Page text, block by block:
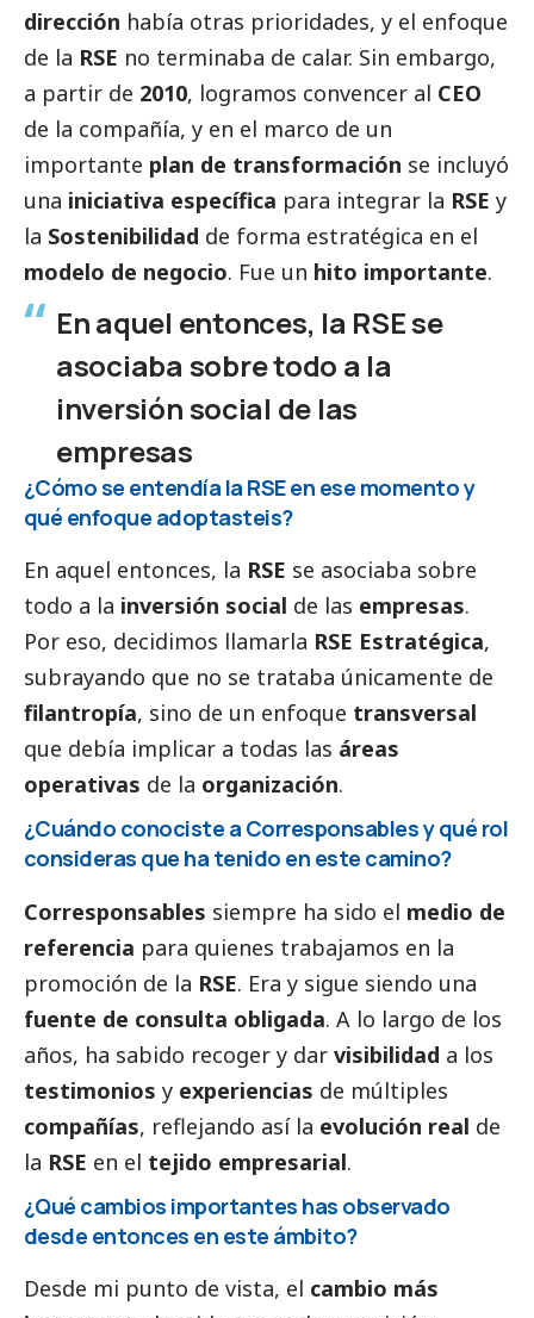
dirección había otras prioridades, y el enfoque
de la RSE no terminaba de calar. Sin embargo,
a partir de 2010, logramos convencer al CEO
de la compañía, y en el marco de un
importante plan de transformación se incluyó
una iniciativa específica para integrar la RSE y
la Sostenibilidad de forma estratégica en el
modelo de negocio. Fue un hito importante.
En aquel entonces, la RSE se
asociaba sobre todo a la
inversiónsocial de las
empresas
¿Cómo se entendía la RSE en ese momento y
qué enfoque adoptasteis?
En aquel entonces, la RSE se asociaba sobre
todo a la inversión social de las empresas.
Por eso, decidimos llamarla RSE Estratégica,
subrayando que no se trataba únicamente de
filantropía, sino de un enfoque transversal
que debía implicar a todas las áreas
operativas de la organización.
¿Cuándo conociste a Corresponsablesy qué rol
consideras que ha tenido en este camino?
Corresponsables siempre ha sido el medio de
referencia para quienes trabajamos en la
promoción de la RSE. Era y sigue siendo una
fuente de consulta obligada. A lo largo de los
años, ha sabido recoger y dar visibilidad a los
testimonios y experiencias de múltiples
compañías, reflejando así la evolución real de
la RSE en el tejido empresarial.
¿Qué cambios importantes has observado
desde entonces en este ámbito?
Desde mi punto de vista, el cambio más